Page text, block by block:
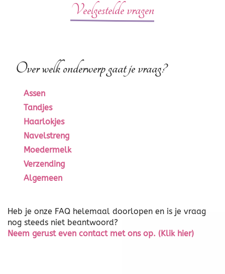
Veelgestelde vragen
Over welk onderwerp gaat je vraag?
Assen
Tandjes
Haarlokjes
Navelstreng
Moedermelk
Verzending
Algemeen
Heb je onze FAQ helemaal doorlopen en is je vraag
nog steeds niet beantwoord?
Neem gerust even contact met ons op. (Klik hier)